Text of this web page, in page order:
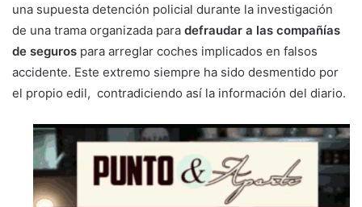
una supuesta detención policial durante la investigación
de una trama organizada para defraudar a las compañías
de seguros para arreglar coches implicados en falsos
accidente. Este extremo siempre ha sido desmentido por
el propio edil, contradiciendo así la información del diario.